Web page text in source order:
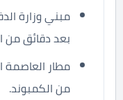
مبني وزارة
بعد دقائق من
مطار
من الكمبوند.